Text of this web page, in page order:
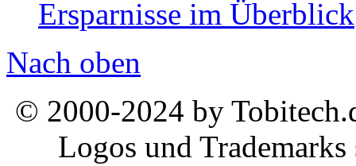
Ersparnisse im Überblick
Nach oben
© 2000-2024 by
Logos und